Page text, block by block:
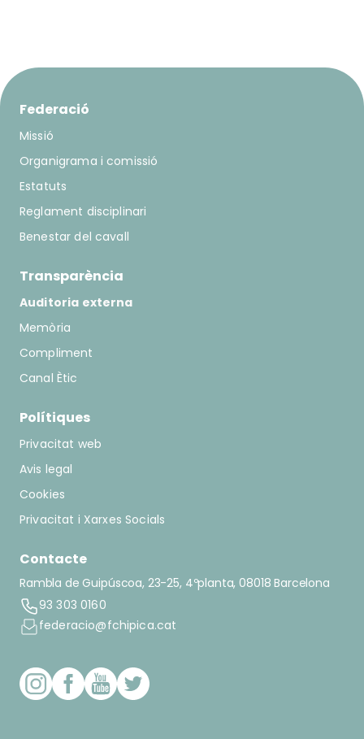
Federació
Missió
Organigrama i comissió
Estatuts
Reglament disciplinari
Benestar del cavall
Transparència
Auditoria externa
Memòria
Compliment
Canal Ètic
Polítiques
Privacitat web
Avis legal
Cookies
Privacitat i Xarxes Socials
Contacte
Rambla de Guipúscoa, 23-25, 4ºplanta, 08018 Barcelona
93 303 0160
federacio@fchipica.cat